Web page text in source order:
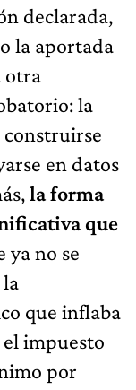
declarada,
la aportada
otra
la
en datos
la forma
que
ya no se
que inflaba
impuesto
por